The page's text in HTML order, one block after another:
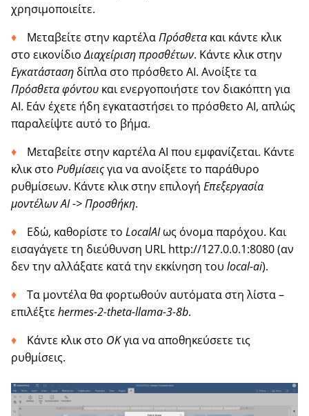
χρησιμοποιείτε.
Μεταβείτε στην καρτέλαΠρόσθετα και κάντε κλικ
στο εικονίδιοΔιαχείριση προσθέτων. Κάντε κλικ στην
Εγκατάσταση δίπλα στο πρόσθετο AI. Ανοίξτε τα
Πρόσθετα φόντου και ενεργοποιήστε τον διακόπτη για
AI. Εάν έχετε ήδη εγκαταστήσει το πρόσθετο AI, απλώς
παραλείψτε αυτό το βήμα.
Μεταβείτε στην καρτέλα AI που εμφανίζεται. Κάντε
κλικ στο Ρυθμίσειςγια να ανοίξετε το παράθυρο
ρυθμίσεων. Κάντε κλικ στην επιλογή Επεξεργασία
μοντέλων AI -> Προσθήκη.
Εδώ, καθορίστε το LocalAIως όνομα παρόχου. Και
εισαγάγετε τη διεύθυνση URL http://127.0.0.1:8080 (αν
δεν την αλλάξατε κατά την εκκίνηση του local-ai).
Τα μοντέλα θα φορτωθούν αυτόματα στη λίστα –
επιλέξτε hermes-2-theta-llama-3-8b.
Κάντε κλικ στο OKγια να αποθηκεύσετε τις
ρυθμίσεις.